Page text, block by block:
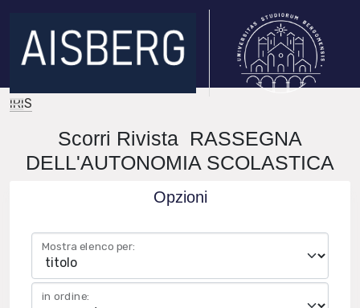
IRIS
Scorri Rivista RASSEGNA
DELL'AUTONOMIA SCOLASTICA
Opzioni
Mostra elenco per:
in ordine: